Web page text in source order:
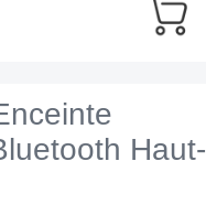
Haut-